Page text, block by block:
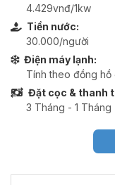
4.429vnđ/1kw
Tiền nước:
30.000/người
Điện máy lạnh:
Tính theo đồng hồ
Đặt cọc & thanh
3 Tháng - 1 Tháng